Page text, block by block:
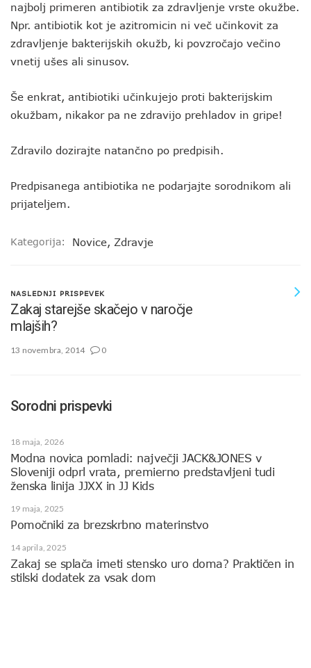
najbolj primeren antibiotik za zdravljenje vrste okužbe.
Npr. antibiotik kot je azitromicin ni več učinkovit za
zdravljenje bakterijskih okužb, ki povzročajo večino
vnetij ušes ali sinusov.
Še enkrat, antibiotiki učinkujejo proti bakterijskim
okužbam, nikakor pa ne zdravijo prehladov in gripe!
Zdravilo dozirajte natančno po predpisih.
Predpisanega antibiotika ne podarjajte sorodnikom ali
prijateljem.
Kategorija: Novice, Zdravje
NASLEDNJI PRISPEVEK
Zakaj starejše skačejo v naročje
mlajših?
13 novembra, 2014 0
Sorodni prispevki
18 maja, 2026
Modna novica pomladi: največji JACK&JONES v
Sloveniji odprl vrata, premierno predstavljeni tudi
ženska linija JJXX in JJ Kids
19 maja, 2025
Pomočniki za brezskrbno materinstvo
14 aprila, 2025
Zakaj se splača imeti stensko uro doma? Praktičen in
stilski dodatek za vsak dom